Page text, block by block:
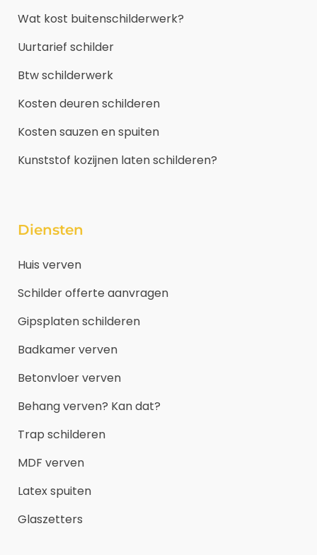
Wat kost buitenschilderwerk?
Uurtarief schilder
Btw schilderwerk
Kosten deuren schilderen
Kosten sauzen en spuiten
Kunststof kozijnen laten schilderen?
Diensten
Huis verven
Schilder offerte aanvragen
Gipsplaten schilderen
Badkamer verven
Betonvloer verven
Behang verven? Kan dat?
Trap schilderen
MDF verven
Latex spuiten
Glaszetters